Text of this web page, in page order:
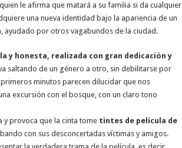
le afirma que matará a su familia si da cualquier
una nueva identidad bajo la apariencia de un
ayudado por otros vagabundos de la ciudad.
y honesta, realizada con gran dedicación y
saltando de un género a otro, sin debilitarse por
minutos parecen dilucidar que nos
excursión con el bosque, con un claro tono
y provoca que la cinta tome tintes de película de
con sus desconcertadas víctimas y amigos.